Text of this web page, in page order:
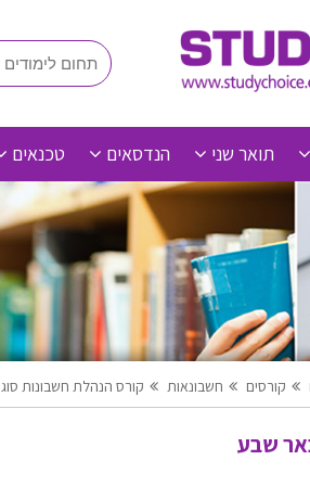
תואר שני הנדסאים טכנאים
קורסים חשבונאות קורס הנהלת חשבונות סוג 1+2
שבע